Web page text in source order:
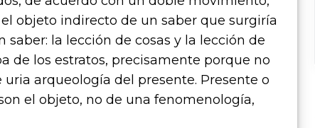
objeto indirecto de un saber que surgiría
la lección de cosas y la lección de
de los estratos, precisamente porque no
arqueología del presente. Presente o
el objeto, no de una fenomenología,